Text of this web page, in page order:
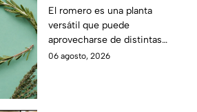
la cocina
El romero es una planta
versátil que puede
aprovecharse de distintas
maneras en el hogar, desde la
06 agosto, 2026